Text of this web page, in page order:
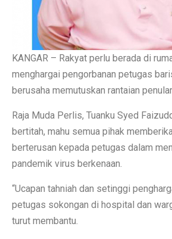
KANGAR – Rakyat perlu berada di
menghargai pengorbanan petugas
berusaha memutuskan rantaian
Raja Muda Perlis, Tuanku Syed
bertitah, mahu semua pihak
berterusan kepada petugas dalam
pandemik virus berkenaan.
“Ucapan tahniah dan setinggi
petugas sokongan di hospital dan
turut membantu.